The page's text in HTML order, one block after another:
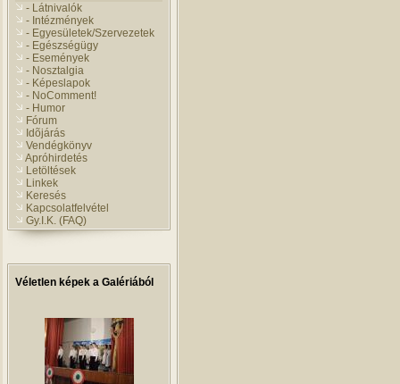
- Látnivalók
- Intézmények
- Egyesületek/Szervezetek
- Egészségügy
- Események
- Nosztalgia
- Képeslapok
- NoComment!
- Humor
Fórum
Idõjárás
Vendégkönyv
Apróhirdetés
Letöltések
Linkek
Keresés
Kapcsolatfelvétel
Gy.I.K. (FAQ)
Véletlen képek a Galériából